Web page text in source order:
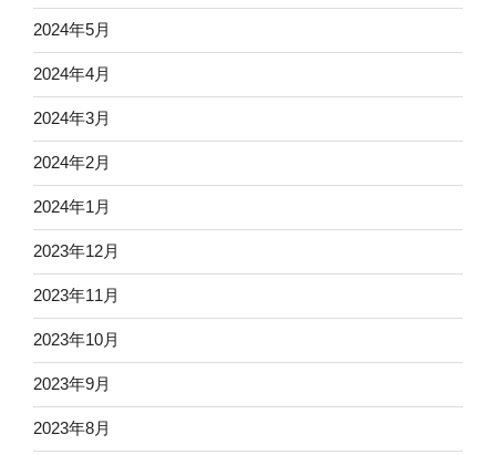
2024年5月
2024年4月
2024年3月
2024年2月
2024年1月
2023年12月
2023年11月
2023年10月
2023年9月
2023年8月